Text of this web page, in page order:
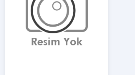
ARALIĞI